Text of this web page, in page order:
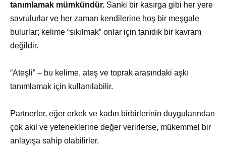
tanımlamak mümkündür. Sanki bir kasırga gibi her yere
savrulurlar ve her zaman kendilerine hoş bir meşgale
bulurlar; kelime “sıkılmak” onlar için tanıdık bir kavram
değildir.
“Ateşli” – bu kelime, ateş ve toprak arasındaki aşkı
tanımlamak için kullanılabilir.
Partnerler, eğer erkek ve kadın birbirlerinin duygularından
çok akıl ve yeteneklerine değer verirlerse, mükemmel bir
anlayışa sahip olabilirler.